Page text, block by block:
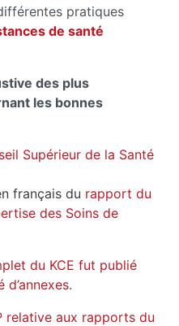
pratiques
de santé
des plus
les bonnes
Supérieur de la Santé
français du rapport du
des Soins de
du KCE fut publié
d’annexes.
relative aux rapports du